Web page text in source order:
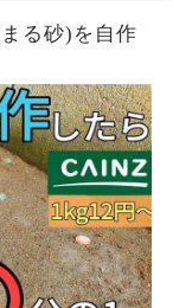
る砂)を自作